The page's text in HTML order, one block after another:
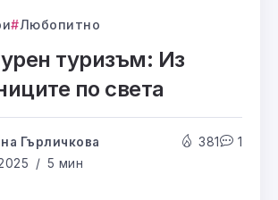
Любопитно
туризъм: Из
по света
Гърличкова
5 мин
381 1